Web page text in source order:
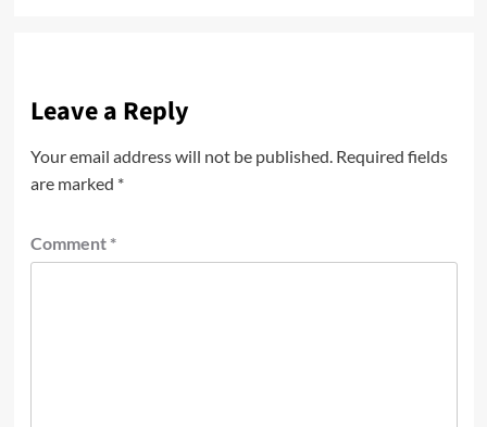
Leave a Reply
Your email address will not be published. Required fields
are marked *
Comment *